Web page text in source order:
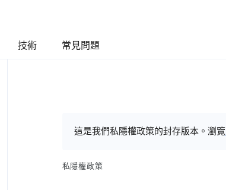
技術 常見問題
這是我們私隱權政策的封存版本。瀏覽
私隱權政策